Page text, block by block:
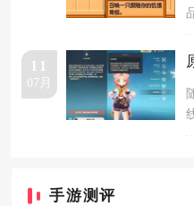
11
07月
手游测评